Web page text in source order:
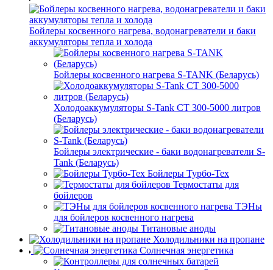
Бойлеры косвенного нагрева, водонагреватели и баки
аккумуляторы тепла и холода
Бойлеры косвенного нагрева S-TANK (Беларусь)
Холодоаккумуляторы S-Tank СТ 300-5000 литров
(Беларусь)
Бойлеры электрические - баки водонагреватели S-
Tank (Беларусь)
Бойлеры Турбо-Тех
Термостаты для
бойлеров
ТЭНы
для бойлеров косвенного нагрева
Титановые аноды
Холодильники на пропане
Солнечная энергетика